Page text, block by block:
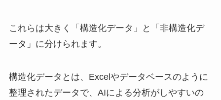
これらは大きく「構造化データ」と「非構造化デ
ータ」に分けられます。
構造化データとは、Excelやデータベースのように
整理されたデータで、AIによる分析がしやすいの